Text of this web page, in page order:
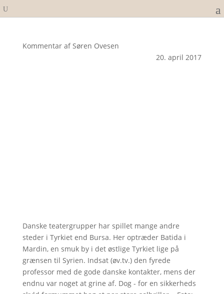
Kommentar af Søren Ovesen
20. april 2017
Danske teatergrupper har spillet mange andre
steder i Tyrkiet end Bursa. Her optræder Batida i
Mardin, en smuk by i det østlige Tyrkiet lige på
grænsen til Syrien. Indsat (øv.tv.) den fyrede
professor med de gode danske kontakter, mens der
endnu var noget at grine af. Dog - for en sikkerheds